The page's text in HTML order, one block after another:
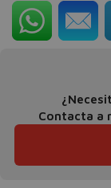
Contacta a